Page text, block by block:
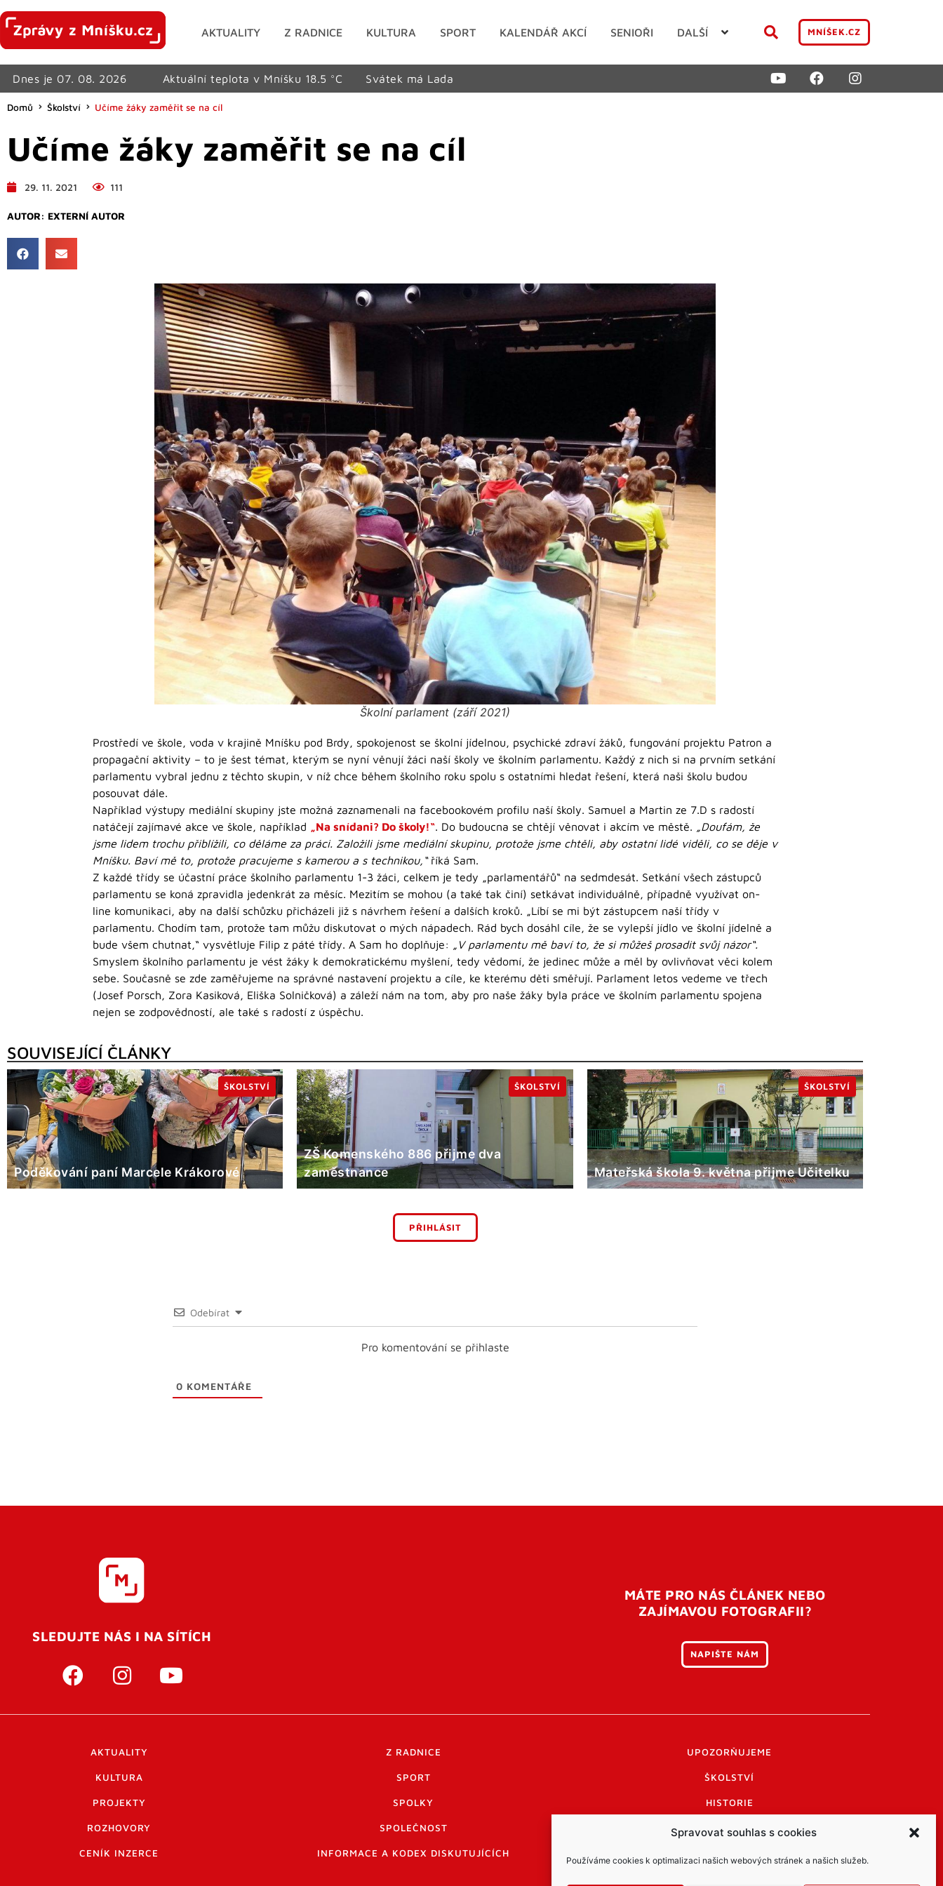
Spravovat souhlas s cookies
Používáme cookies k optimalizaci našich webových stránek a našich služeb.
AKTUALITY Z RADNICE KULTURA SPORT KALENDÁŘ AKCÍ SENIOŘI DALŠÍ MNÍŠEK.CZ
Dnes je 07. 08. 2026 Aktuální teplota v Mníšku 18.5 °C Svátek má Lada
Domů Školství Učíme žáky zaměřit se na cíl
Učíme žáky zaměřit se na cíl
29. 11. 2021 111
AUTOR: EXTERNÍ AUTOR
Školní parlament (září 2021)
Prostředí ve škole, voda v krajině Mníšku pod Brdy, spokojenost se školní jídelnou, psychické zdraví žáků, fungování projektu Patron a
propagační aktivity – to je šest témat, kterým se nyní věnují žáci naší školy ve školním parlamentu. Každý z nich si na prvním setkání
parlamentu vybral jednu z těchto skupin, v níž chce během školního roku spolu s ostatními hledat řešení, která naši školu budou
posouvat dále.
Například výstupy mediální skupiny jste možná zaznamenali na facebookovém profilu naší školy. Samuel a Martin ze 7.D s radostí
natáčejí zajímavé akce ve škole, například
„Na snídani? Do školy!“ . Do budoucna se chtějí věnovat i akcím ve městě.
„Doufám, že
jsme lidem trochu přiblížili, co děláme za práci. Založili jsme mediální skupinu, protože jsme chtěli, aby ostatní lidé viděli, co se děje v
Mníšku. Baví mě to, protože pracujeme s kamerou a s technikou,“říká Sam.
Z každé třídy se účastní práce školního parlamentu 1-3 žáci, celkem je tedy „parlamentářů“ na sedmdesát. Setkání všech zástupců
parlamentu se koná zpravidla jedenkrát za měsíc. Mezitím se mohou (a také tak činí) setkávat individuálně, případně využívat on-
line komunikaci, aby na další schůzku přicházeli již s návrhem řešení a dalších kroků. „Líbí se mi být zástupcem naší třídy v
parlamentu. Chodím tam, protože tam můžu diskutovat o mých nápadech. Rád bych dosáhl cíle, že se vylepší jídlo ve školní jídelně a
bude všem chutnat,“ vysvětluje Filip z páté třídy. A Sam ho doplňuje:
„V parlamentu mě baví to, že si můžeš prosadit svůj názor“.
Smyslem školního parlamentu je vést žáky k demokratickému myšlení, tedy vědomí, že jedinec může a měl by ovlivňovat věci kolem
sebe. Současně se zde zaměřujeme na správné nastavení projektu a cíle, ke kterému děti směřují. Parlament letos vedeme ve třech
(Josef Porsch, Zora Kasiková, Eliška Solničková) a záleží nám na tom, aby pro naše žáky byla práce ve školním parlamentu spojena
nejen se zodpovědností, ale také s radostí z úspěchu.
SOUVISEJÍCÍ ČLÁNKY
Poděkování paní Marcele Krákorové
ŠKOLSTVÍ
ZŠ Komenského 886 přijme dva
zaměstnance
ŠKOLSTVÍ
Mateřská škola 9. května přijme Učitelku
ŠKOLSTVÍ
PŘIHLÁSIT
Odebírat
Pro komentování se přihlaste
0 KOMENTÁŘE
SLEDUJTE NÁS I NA SÍTÍCH
MÁTE PRO NÁS ČLÁNEK NEBO
ZAJÍMAVOU FOTOGRAFII?
NAPIŠTE NÁM
AKTUALITY Z RADNICE UPOZORŇUJEME
KULTURA SPORT ŠKOLSTVÍ
PROJEKTY SPOLKY HISTORIE
ROZHOVORY SPOLEČNOST PRAKTICKÉ INFORMACE
CENÍK INZERCE INFORMACE A KODEX DISKUTUJÍCÍCH